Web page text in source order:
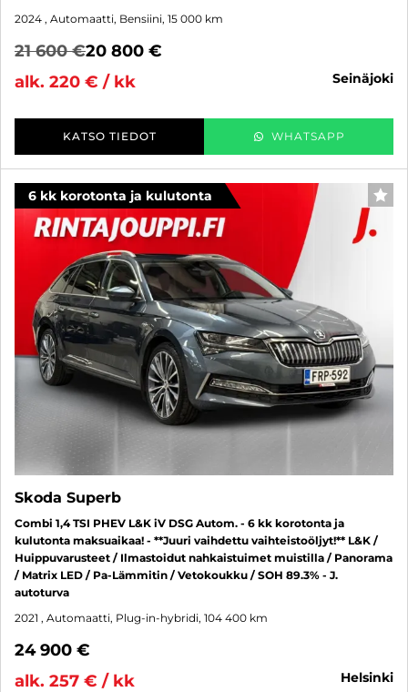
2024 , Automaatti, Bensiini, 15 000 km
21 600 €20 800 €
alk. 220 € / kk
seinäjoki
KATSO TIEDOT WHATSAPP
6 kk korotonta ja kulutonta
Skoda Superb
Combi 1,4 TSI PHEV L&K iV DSG Autom. - 6 kk korotonta ja
kulutonta maksuaikaa! - **Juuri vaihdettu vaihteistoöljyt!** L&K /
Huippuvarusteet / Ilmastoidut nahkaistuimet muistilla / Panorama
/ Matrix LED / Pa-Lämmitin / Vetokoukku / SOH 89.3% - J.
autoturva
2021 , Automaatti, Plug-in-hybridi, 104 400 km
24 900 €
alk. 257 € / kk
helsinki